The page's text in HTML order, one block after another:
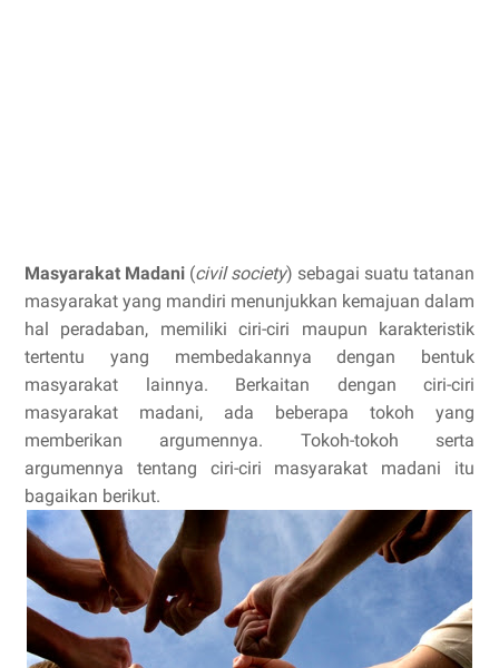
Masyarakat Madani (civil society) sebagai suatu tatanan
masyarakat yang mandiri menunjukkan kemajuan dalam
hal peradaban, memiliki ciri-ciri maupun karakteristik
tertentu yang membedakannya dengan bentuk
masyarakat lainnya. Berkaitan dengan ciri-ciri
masyarakat madani, ada beberapa tokoh yang
memberikan argumennya. Tokoh-tokoh serta
argumennya tentang ciri-ciri masyarakat madani itu
bagaikan berikut.